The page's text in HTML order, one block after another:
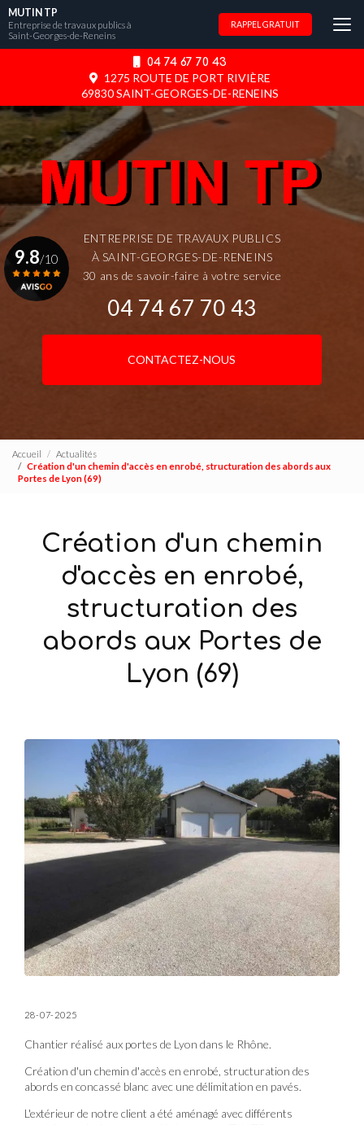
Aller
au
contenu
04 74 67 70 43
1275 ROUTE DE PORT RIVIÈRE
69830 SAINT-GEORGES-DE-RENEINS
MUTIN TP
Entreprise de travaux publics à
Saint-Georges-de-Reneins
RAPPEL GRATUIT
ENTREPRISE DE TRAVAUX PUBLICS
À SAINT-GEORGES-DE-RENEINS
30 ans de savoir-faire à votre service
04 74 67 70 43
CONTACTEZ-NOUS
9.8/10
Accueil
Actualités
Création d'un chemin d'accès en enrobé, structuration des abords aux
Portes de Lyon (69)
Création d'un chemin
d'accès en enrobé,
structuration des
abords aux Portes de
Lyon (69)
28-07-2025
Chantier réalisé aux portes de Lyon dans le Rhône.
Création d'un chemin d'accès en enrobé, structuration des
abords en concassé blanc avec une délimitation en pavés.
L'extérieur de notre client a été aménagé avec différents